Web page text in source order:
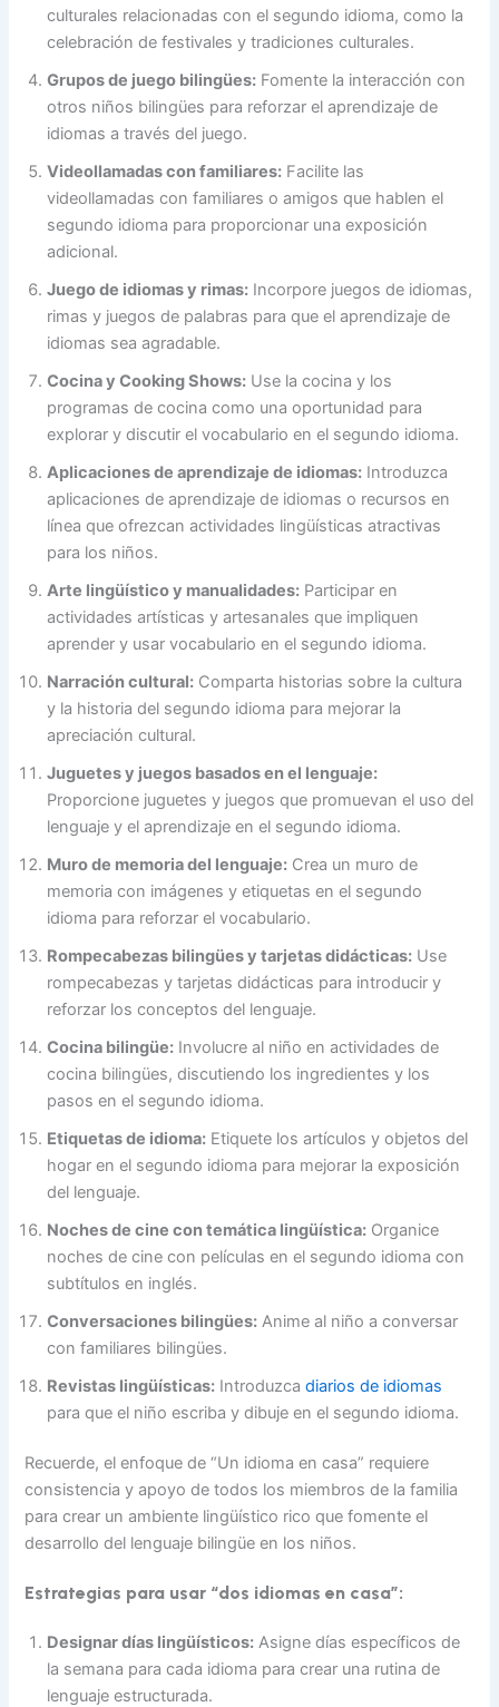
culturales relacionadas con el segundo idioma, como la
celebración de festivales y tradiciones culturales.
Grupos de juego bilingües: Fomente la interacción con
otros niños bilingües para reforzar el aprendizaje de
idiomas a través del juego.
Videollamadas con familiares: Facilite las
videollamadas con familiares o amigos que hablen el
segundo idioma para proporcionar una exposición
adicional.
Juego de idiomas y rimas: Incorpore juegos de idiomas,
rimas y juegos de palabras para que el aprendizaje de
idiomas sea agradable.
Cocina y Cooking Shows: Use la cocina y los
programas de cocina como una oportunidad para
explorar y discutir el vocabulario en el segundo idioma.
Aplicaciones de aprendizaje de idiomas: Introduzca
aplicaciones de aprendizaje de idiomas o recursos en
línea que ofrezcan actividades lingüísticas atractivas
para los niños.
Arte lingüístico y manualidades: Participar en
actividades artísticas y artesanales que impliquen
aprender y usar vocabulario en el segundo idioma.
Narración cultural: Comparta historias sobre la cultura
y la historia del segundo idioma para mejorar la
apreciación cultural.
Juguetes y juegos basados en el lenguaje:
Proporcione juguetes y juegos que promuevan el uso del
lenguaje y el aprendizaje en el segundo idioma.
Muro de memoria del lenguaje: Crea un muro de
memoria con imágenes y etiquetas en el segundo
idioma para reforzar el vocabulario.
Rompecabezas bilingües y tarjetas didácticas: Use
rompecabezas y tarjetas didácticas para introducir y
reforzar los conceptos del lenguaje.
Cocina bilingüe: Involucre al niño en actividades de
cocina bilingües, discutiendo los ingredientes y los
pasos en el segundo idioma.
Etiquetas de idioma: Etiquete los artículos y objetos del
hogar en el segundo idioma para mejorar la exposición
del lenguaje.
Noches de cine con temática lingüística: Organice
noches de cine con películas en el segundo idioma con
subtítulos en inglés.
Conversaciones bilingües: Anime al niño a conversar
con familiares bilingües.
Revistas lingüísticas: Introduzcadiarios de idiomas
para que el niño escriba y dibuje en el segundo idioma.
Recuerde, el enfoque de “Un idioma en casa” requiere
consistencia y apoyo de todos los miembros de la familia
para crear un ambiente lingüístico rico que fomente el
desarrollo del lenguaje bilingüe en los niños.
Estrategias para usar “dos idiomas en casa”:
Designar días lingüísticos: Asigne días específicos de
la semana para cada idioma para crear una rutina de
lenguaje estructurada.